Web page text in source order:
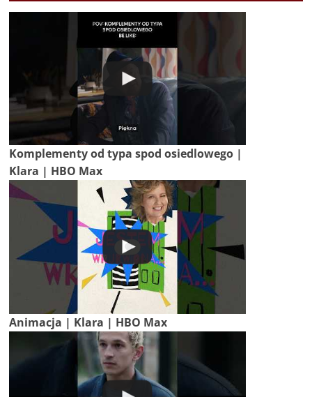
Komplementy od typa spod osiedlowego |
Klara | HBO Max
Animacja | Klara | HBO Max